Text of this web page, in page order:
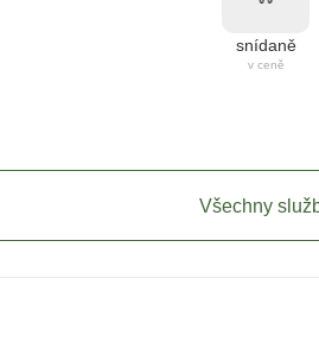
snídaně
v ceně
Všechny